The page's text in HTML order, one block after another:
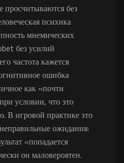
просчитываются без
психика
мнемических
без усилий
частота кажется
ошибка
как «почти
условии, что это
В игровой практике это
ожидания:
«попадается
он маловероятен.